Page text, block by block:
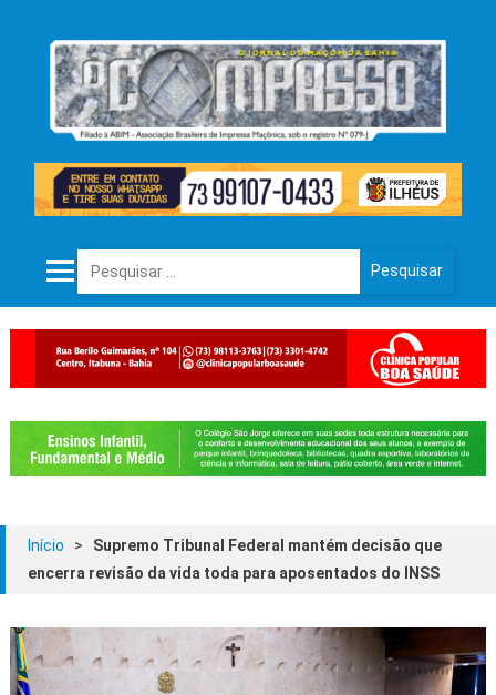
Pesquisar por:
Início >
Supremo Tribunal Federal mantém decisão que
encerra revisão da vida toda para aposentados do INSS